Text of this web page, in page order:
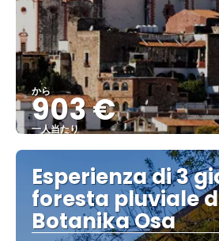
から
903 €
一人当たり
見る
Esperienza di 3
foresta pluviale
Botanika Osa